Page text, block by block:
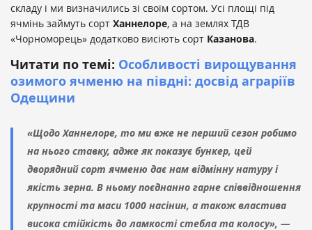
складу і ми визначились зі своїм сортом. Усі площі під
ячмінь займуть сорт Ханнелоре, а на землях ТДВ
«Чорноморець» додатково висіють сорт Казанова.
Читати по темі: Особливості вирощування
озимого ячменю на півдні: досвід аграріїв
Одещини
«Щодо Ханнелоре, то ми вже не перший сезон робимо
на нього ставку, адже як показує бункер, цей
дворядний сорт ячменю дає нам відмінну натуру і
якість зерна. В ньому поєднанно гарне співвідношення
крупності та маси 1000 насінин, а також властива
висока стійкість до ламкості стебла та колосу», —